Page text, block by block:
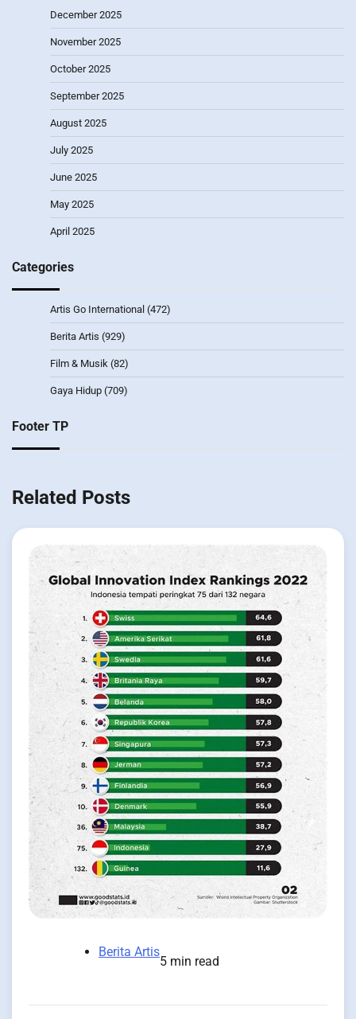
December 2025
November 2025
October 2025
September 2025
August 2025
July 2025
June 2025
May 2025
April 2025
Categories
Artis Go International (472)
Berita Artis (929)
Film & Musik (82)
Gaya Hidup (709)
Footer TP
Related Posts
Berita Artis
5 min read